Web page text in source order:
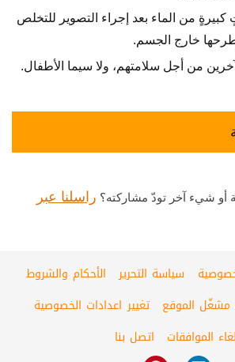
من الماء بعد إجراء التصوير للتخلص
خارج الجسم.
أو شيء آخر تودّ مشاركته؟ راسلنا عبر
سياسة التحرير
الأحكام والشروط
تغيير اعدادات الخصوصية
الموافقات
اتصل بنا